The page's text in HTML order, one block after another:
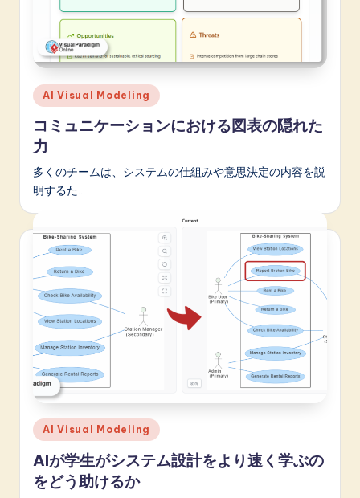
Posted
in
AI Visual Modeling
コミュニケーションにおける図表の隠れた
力
多くのチームは、システムの仕組みや意思決定の内容を説
明するた…
Posted
in
AI Visual Modeling
AIが学生がシステム設計をより速く学ぶの
をどう助けるか